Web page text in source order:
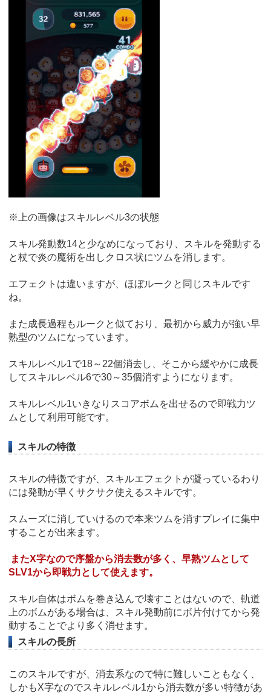
※上の画像はスキルレベル3の状態
スキル発動数14と少なめになっており、スキルを発動する
と杖で炎の魔術を出しクロス状にツムを消します。
エフェクトは違いますが、ほぼルークと同じスキルです
ね。
また成長過程もルークと似ており、最初から威力が強い早
熟型のツムになっています。
スキルレベル1で18～22個消去し、そこから緩やかに成長
してスキルレベル6で30～35個消すようになります。
スキルレベル1いきなりスコアボムを出せるので即戦力ツ
ムとして利用可能です。
スキルの特徴
スキルの特徴ですが、スキルエフェクトが凝っているわり
には発動が早くサクサク使えるスキルです。
スムーズに消していけるので本来ツムを消すプレイに集中
することが出来ます。
またX字なので序盤から消去数が多く、早熟ツムとして
SLV1から即戦力として使えます。
スキル自体はボムを巻き込んで壊すことはないので、軌道
上のボムがある場合は、スキル発動前にボ片付けてから発
動することでより多く消せます。
スキルの長所
このスキルですが、消去系なので特に難しいこともなく、
しかもX字なのでスキルレベル1から消去数が多い特徴があ